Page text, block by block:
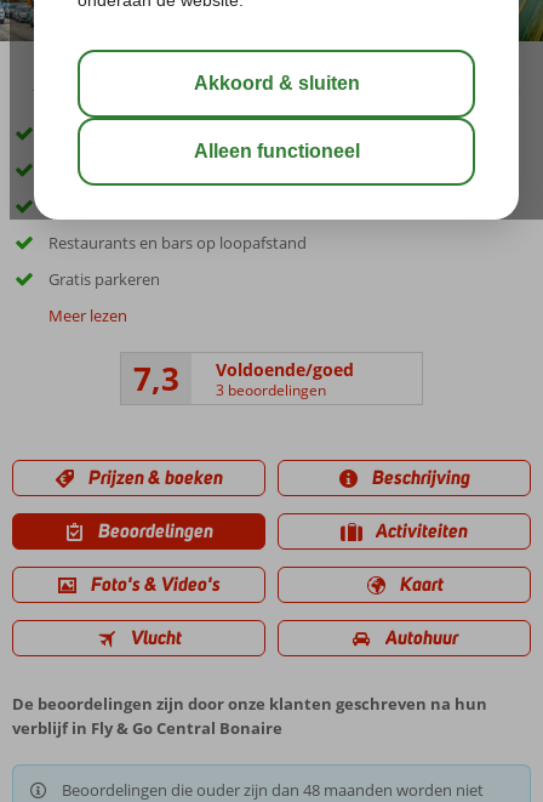
10:00
Inclusief huurauto
Gelegen in het centrum van Kralendijk
Restaurants en bars op loopafstand
Gratis parkeren
Meer lezen
7,3 Voldoende/goed
3 beoordelingen
Prijzen & boeken Beschrijving
Beoordelingen Activiteiten
Foto's & Video's Kaart
Vlucht Autohuur
De beoordelingen zijn door onze klanten geschreven na hun
verblijf in Fly & Go Central Bonaire
Beoordelingen die ouder zijn dan 48 maanden worden niet